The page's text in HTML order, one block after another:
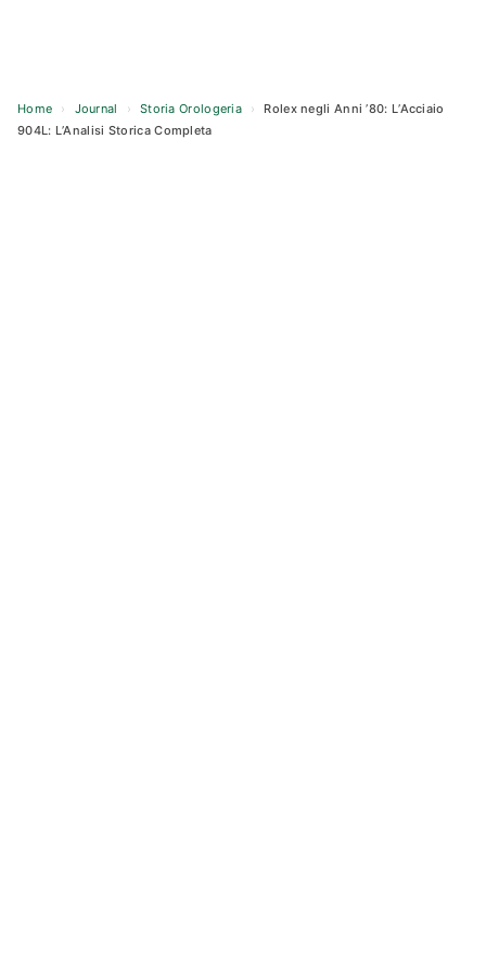
Home › Journal › Storia Orologeria ›
Rolex negli Anni ’80: L’Acciaio
904L: L’Analisi Storica Completa